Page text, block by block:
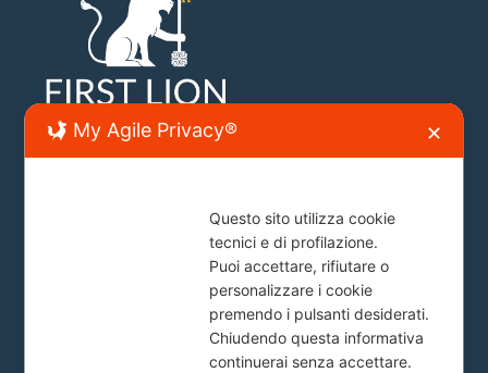
Lecce, Viale Japigia, 20
My Agile Privacy® ✕
Questo sito utilizza cookie
tecnici e di profilazione.
Puoi accettare, rifiutare o
personalizzare i cookie
premendo i pulsanti desiderati.
Chiudendo questa informativa
continuerai senza accettare.